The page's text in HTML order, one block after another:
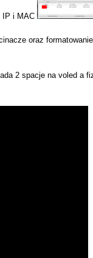
IP i MAC
oraz
2 spacje na voled a